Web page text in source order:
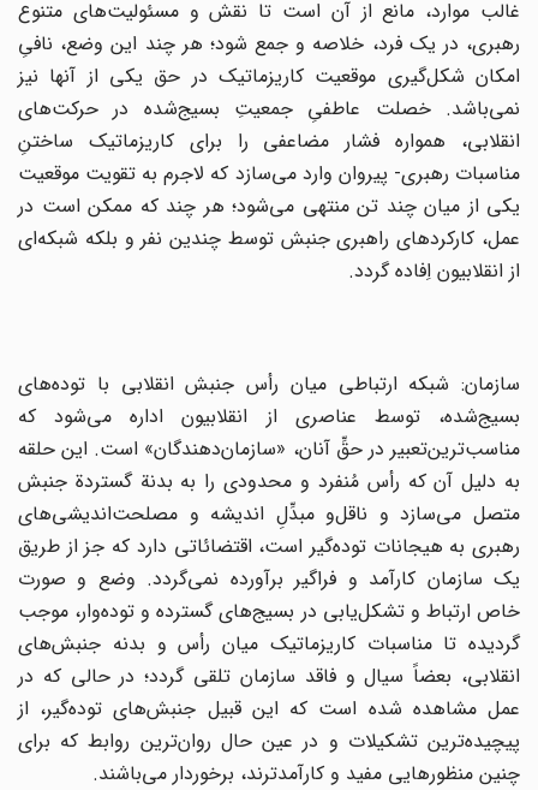
غالب‌ موارد، مانع‌ از آن‌ است‌ تا نقش‌ و مسئولیت‌های‌ متنوع‌
رهبری‌، در یک‌ فرد، خلاصه‌ و جمع‌ شود؛ هر چند این‌ وضع‌، نافیِ
امکان‌ شکل‌گیری‌ موقعیت‌ کاریزماتیک‌ در حق‌ یکی‌ از آنها نیز
نمی‌باشد. خصلت‌ عاطفیِ جمعیتِ بسیج‌شده‌ در حرکت‌های‌
انقلابی‌، همواره‌ فشار مضاعفی‌ را برای‌ کاریزماتیک‌ ساختنِ
مناسبات‌ رهبری- پیروان‌ وارد می‌سازد که‌ لاجرم‌ به‌ تقویت‌ موقعیت‌
یکی‌ از میان‌ چند تن‌ منتهی‌ می‌شود؛ هر چند که‌ ممکن‌ است‌ در
عمل‌، کارکردهای‌ راهبری‌ جنبش‌ توسط‌ چندین‌ نفر و بلکه‌ شبکه‌ای‌
از انقلابیون‌ اِفاده‌ گردد.
سازمان‌: شبکه ارتباطی‌ میان‌ رأس‌ جنبش‌ انقلابی‌ با توده‌های‌
بسیج‌شده‌، توسط‌ عناصری‌ از انقلابیون‌ اداره‌ می‌شود که‌
مناسب‌ترین‌تعبیر در حقِّ آنان‌، «سازمان‌دهندگان‌» است‌. این‌ حلقه‌
به‌ دلیل‌ آن‌ که‌ رأس‌ مُنفرد و محدودی‌ را به‌ بدنة‌ گستردة‌ جنبش‌
متصل‌ می‌سازد و ناقل‌و مبدِّلِ اندیشه‌ و مصلحت‌اندیشی‌های‌
رهبری‌ به‌ هیجانات‌ توده‌گیر است‌، اقتضائاتی‌ دارد که‌ جز از طریق‌
یک‌ سازمان‌ کارآمد و فراگیر برآورده‌ نمی‌گردد. وضع‌ و صورت‌
خاص‌ ارتباط‌ و تشکل‌یابی‌ در بسیج‌های‌ گسترده‌ و توده‌وار، موجب‌
گردیده‌ تا مناسبات‌ کاریزماتیک‌ میان‌ رأس‌ و بدنه جنبش‌های‌
انقلابی‌، بعضاً سیال‌ و فاقد سازمان‌ تلقی‌ گردد؛ در حالی‌ که‌ در
عمل‌ مشاهده‌ شده‌ است‌ که‌ این‌ قبیل‌ جنبش‌های‌ توده‌گیر، از
پیچیده‌ترین‌ تشکیلات‌ و در عین‌ حال‌ روان‌ترین‌ روابط‌ که‌ برای‌
چنین‌ منظورهایی‌ مفید و کارآمدترند، برخوردار می‌باشند.